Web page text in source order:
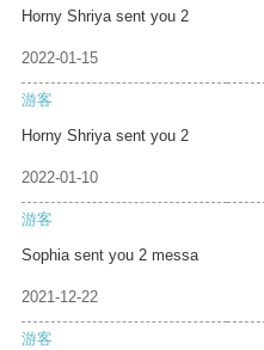
Horny Shriya sent you 2
2022-01-15
游客
Horny Shriya sent you 2
2022-01-10
游客
Sophia sent you 2 messa
2021-12-22
游客